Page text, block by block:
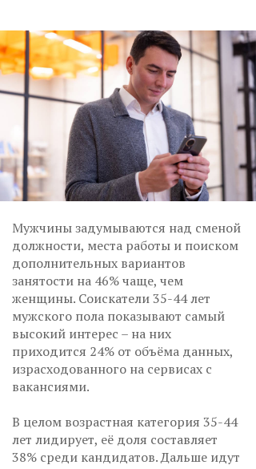
Мужчины задумываются над сменой
должности, места работы и поиском
дополнительных вариантов
занятости на 46% чаще, чем
женщины. Соискатели 35-44 лет
мужского пола показывают самый
высокий интерес – на них
приходится 24% от объёма данных,
израсходованного на сервисах с
вакансиями.
В целом возрастная категория 35-44
лет лидирует, её доля составляет
38% среди кандидатов. Дальше идут